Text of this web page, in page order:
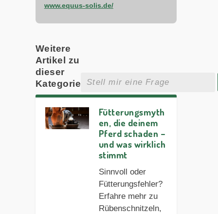
www.equus-solis.de/
Weitere
Artikel zu
dieser
Kategorie
Fütterungsmyth
en, die deinem
Pferd schaden –
und was wirklich
stimmt
Sinnvoll oder
Fütterungsfehler?
Erfahre mehr zu
Rübenschnitzeln,